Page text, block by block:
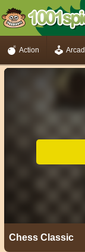
Action
Chess Classic